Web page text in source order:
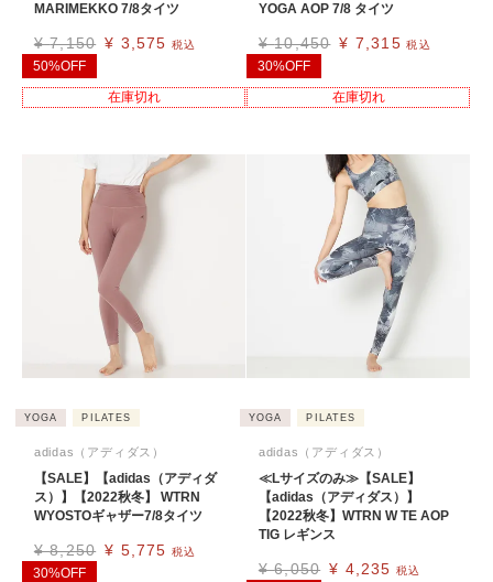
MARIMEKKO 7/8タイツ
¥ 7,150 ¥ 3,575 税込
50%OFF
在庫切れ
YOGA AOP 7/8 タイツ
¥ 10,450 ¥ 7,315 税込
30%OFF
在庫切れ
YOGA PILATES
adidas（アディダス）
【SALE】【adidas（アディダ
ス）】【2022秋冬】 WTRN
WYOSTOギャザー7/8タイツ
¥ 8,250 ¥ 5,775 税込
30%OFF
YOGA PILATES
adidas（アディダス）
≪Lサイズのみ≫【SALE】
【adidas（アディダス）】
【2022秋冬】WTRN W TE AOP
TIG レギンス
¥ 6,050 ¥ 4,235 税込